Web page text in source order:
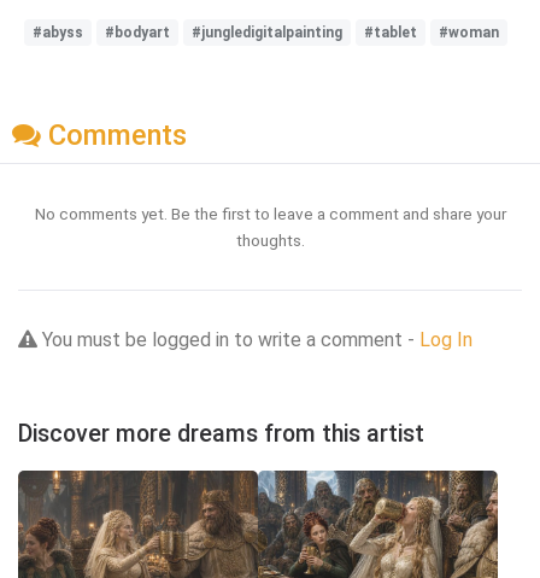
#abyss #bodyart #jungledigitalpainting #tablet #woman
Comments
No comments yet. Be the first to leave a comment and share your
thoughts.
You must be logged in to write a comment - Log In
Discover more dreams from this artist